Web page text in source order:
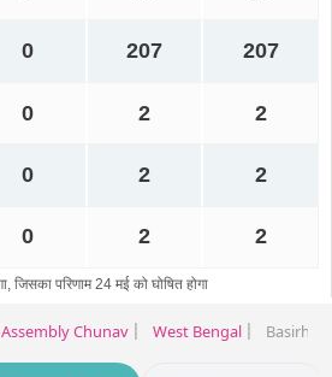
Assembly Chunav West Bengal Basirhat